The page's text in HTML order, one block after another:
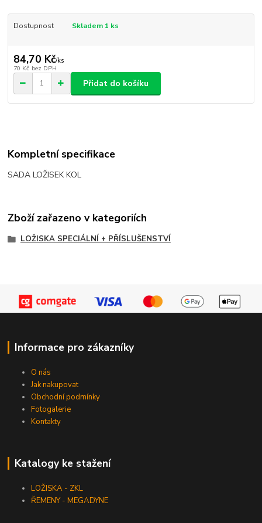
Dostupnost Skladem 1 ks
84,70 Kč/ks
70 Kč bez DPH
Přidat do košíku
Kompletní specifikace
SADA LOŽISEK KOL
Zboží zařazeno v kategoriích
LOŽISKA SPECIÁLNÍ + PŘÍSLUŠENSTVÍ
Informace pro zákazníky
O nás
Jak nakupovat
Obchodní podmínky
Fotogalerie
Kontakty
Katalogy ke stažení
LOŽISKA - ZKL
ŘEMENY - MEGADYNE